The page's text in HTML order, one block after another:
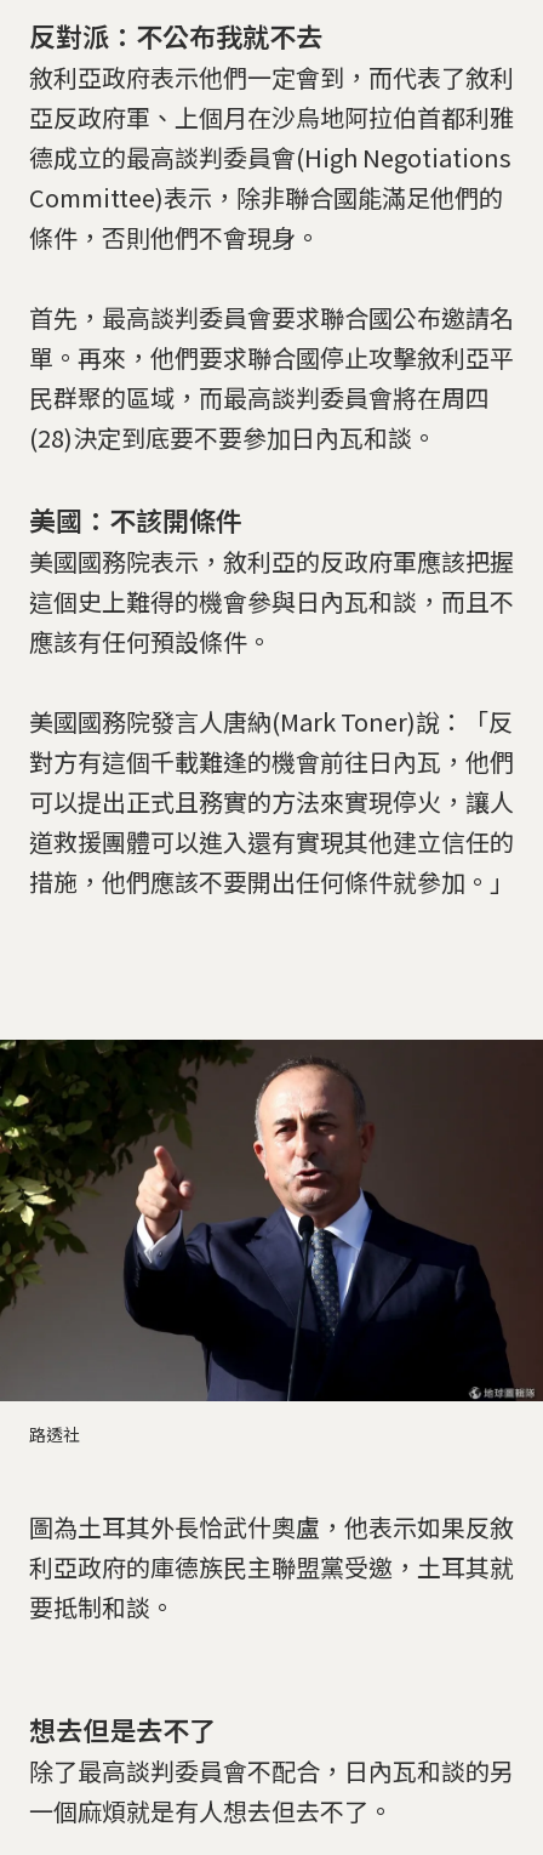
反對派：不公布我就不去
敘利亞政府表示他們一定會到，而代表了敘利
亞反政府軍、上個月在沙烏地阿拉伯首都利雅
德成立的最高談判委員會(High Negotiations
Committee)表示，除非聯合國能滿足他們的
條件，否則他們不會現身。
首先，最高談判委員會要求聯合國公布邀請名
單。再來，他們要求聯合國停止攻擊敘利亞平
民群聚的區域，而最高談判委員會將在周四
(28)決定到底要不要參加日內瓦和談。
美國：不該開條件
美國國務院表示，敘利亞的反政府軍應該把握
這個史上難得的機會參與日內瓦和談，而且不
應該有任何預設條件。
美國國務院發言人唐納(Mark Toner)說：「反
對方有這個千載難逢的機會前往日內瓦，他們
可以提出正式且務實的方法來實現停火，讓人
道救援團體可以進入還有實現其他建立信任的
措施，他們應該不要開出任何條件就參加。」
路透社
圖為土耳其外長恰武什奧盧，他表示如果反敘
利亞政府的庫德族民主聯盟黨受邀，土耳其就
要抵制和談。
想去但是去不了
除了最高談判委員會不配合，日內瓦和談的另
一個麻煩就是有人想去但去不了。